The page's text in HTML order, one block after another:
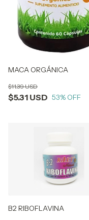
MACA ORGÁNICA
$5.31 USD
$11.39 USD
53% OFF
B2 RIBOFLAVINA